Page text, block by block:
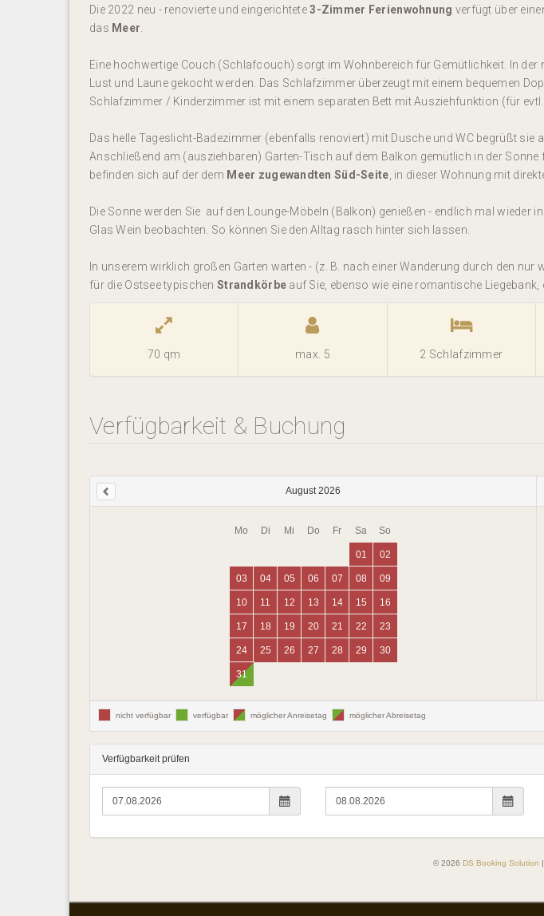
Die 2022 neu - renovierte und eingerichtete3-Zimmer Ferienwohnung verfügt über
das Meer
Eine hochwertige Couch (Schlafcouch) sorgt im Wohnbereich für Gemütlichkeit. In
Lust und Laune gekocht werden. Das Schlafzimmer überzeugt mit einem bequemen
Schlafzimmer / Kinderzimmer ist mit einem separaten Bett mit Ausziehfunktion (für
Das helle Tageslicht-Badezimmer (ebenfalls renoviert) mit Dusche und WC begrüßt sie
Anschließend am (ausziehbaren) Garten-Tisch auf dem Balkon gemütlich in der
befinden sich auf der dem Meer zugewandten Süd-Seite , in dieser Wohnung mit
Die Sonne werden Sie auf den Lounge-Möbeln (Balkon) genießen - endlich mal
Glas Wein beobachten. So können Sie den Alltag rasch hinter sich lassen.
In unserem wirklich großen Garten warten - (z. B. nach einer Wanderung durch den
für die Ostsee typischen Strandkörbe auf Sie, ebenso wie eine romantische Liegebank,
70 qm max. 5 2 Schlafzimmer
Verfügbarkeit & Buchung